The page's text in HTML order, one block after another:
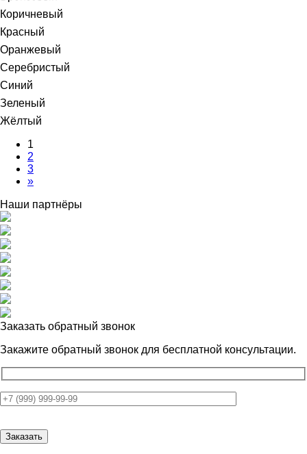
Коричневый
Красный
Оранжевый
Серебристый
Синий
Зеленый
Жёлтый
1
2
3
»
Наши партнёры
Заказать обратный звонок
Закажите обратный звонок для бесплатной консультации.